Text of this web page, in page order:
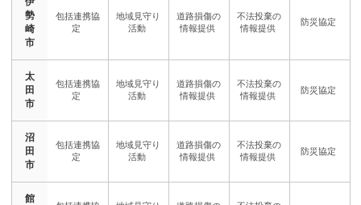
勢
崎
市
太
田
市
沼
田
市
館